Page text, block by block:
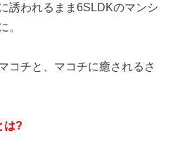
誘われるまま6SLDKのマンシ
。
コチと、マコチに癒されるさ
は?